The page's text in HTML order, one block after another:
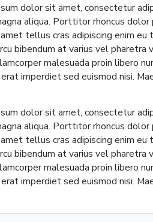
dolor sit amet, consectetur
aliqua. Porttitor rhoncus dolor
tellus cras adipiscing enim
bibendum at varius vel
malesuada proin libero
imperdiet sed euismod nisi.
dolor sit amet, consectetur
aliqua. Porttitor rhoncus dolor
tellus cras adipiscing enim
bibendum at varius vel
malesuada proin libero
imperdiet sed euismod nisi.